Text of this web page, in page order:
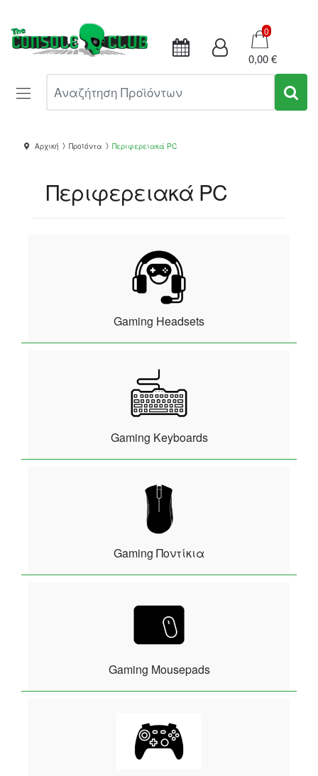
Καλάθι
0
0,00 €
Αρχική Προϊόντα Περιφερειακά PC
Περιφερειακά PC
Gaming Headsets
Gaming Keyboards
Gaming Ποντίκια
Gaming Mousepads